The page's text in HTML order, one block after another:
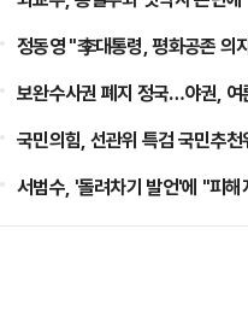
정동영 "李대통령, 평화공존 의
보완수사권 폐지 정국…야권, 여
국민의힘, 선관위 특검 국민추
서범수, '돌려차기 발언'에 "피